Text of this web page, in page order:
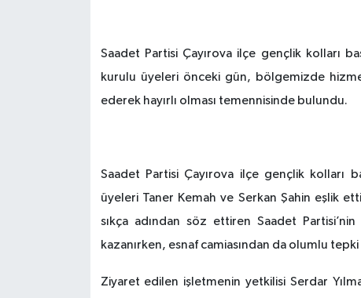
Saadet Partisi Çayırova ilçe gençlik kolları
kurulu üyeleri önceki gün, bölgemizde
ederek hayırlı olması temennisinde bulundu.
Saadet Partisi Çayırova ilçe gençlik kolları
üyeleri Taner Kemah ve Serkan Şahin eşlik
sıkça adından söz ettiren Saadet
kazanırken, esnaf camiasından da olumlu
Ziyaret edilen işletmenin yetkilisi Serdar